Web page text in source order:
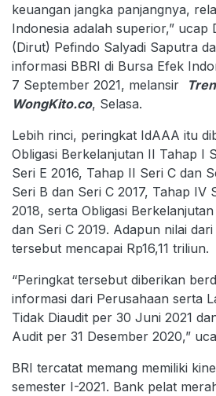
keuangan jangka panjangnya,
Indonesia adalah superior,” ucap
(Dirut) Pefindo Salyadi Saputra
informasi BBRI di Bursa Efek
7 September 2021, melansir
WongKito.co, Selasa.
Lebih rinci, peringkat IdAAA itu
Obligasi Berkelanjutan II Tahap I
Seri E 2016, Tahap II Seri C dan
Seri B dan Seri C 2017, Tahap IV
2018, serta Obligasi
dan Seri C 2019. Adapun nilai
tersebut mencapai Rp16,11 triliun.
“Peringkat tersebut diberikan
informasi dari Perusahaan serta
Tidak Diaudit per 30 Juni 2021
Audit per 31 Desember 2020,”
BRI tercatat memang memiliki
semester I-2021. Bank pelat